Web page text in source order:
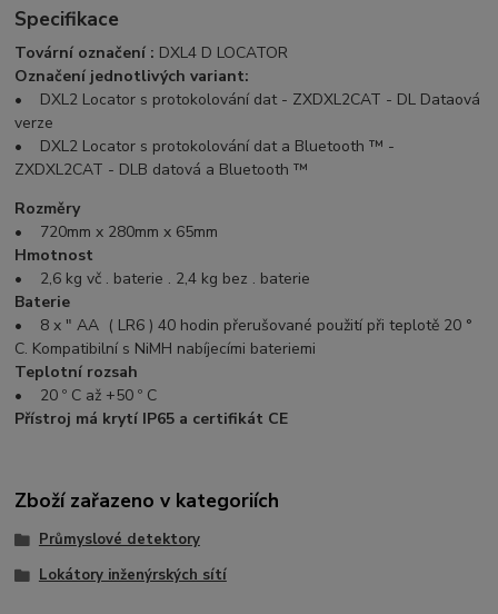
Specifikace
Tovární označení : DXL4 D LOCATOR
Označení jednotlivých variant:
• DXL2 Locator s protokolování dat - ZXDXL2CAT - DL Dataová
verze
• DXL2 Locator s protokolování dat a Bluetooth ™ -
ZXDXL2CAT - DLB datová a Bluetooth ™
Rozměry
• 720mm x 280mm x 65mm
Hmotnost
• 2,6 kg vč . baterie . 2,4 kg bez . baterie
Baterie
• 8 x " AA ( LR6 ) 40 hodin přerušované použití při teplotě 20 °
C. Kompatibilní s NiMH nabíjecími bateriemi
Teplotní rozsah
• 20 º C až +50 º C
Přístroj má krytí IP65 a certifikát CE
Zboží zařazeno v kategoriích
Průmyslové detektory
Lokátory inženýrských sítí